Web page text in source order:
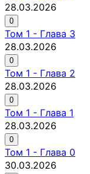
28.03.2026
0
Том 1 - Глава 3
28.03.2026
0
Том 1 - Глава 2
28.03.2026
0
Том 1 - Глава 1
28.03.2026
0
Том 1 - Глава 0
30.03.2026